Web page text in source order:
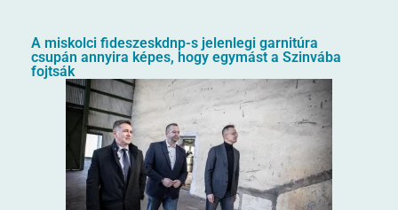
A miskolci fideszeskdnp-s jelenlegi garnitúra
csupán annyira képes, hogy egymást a Szinvába
fojtsák